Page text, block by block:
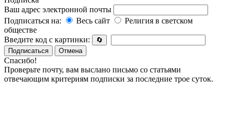
Ваш адрес электронной почты
Подписаться на:
Весь сайт
Религия в светском
обществе
Введите код с картинки:
🔄
Подписаться
Отмена
Спасибо!
Проверьте почту, вам выслано письмо со статьями
отвечающим критериям подписки за последние трое суток.